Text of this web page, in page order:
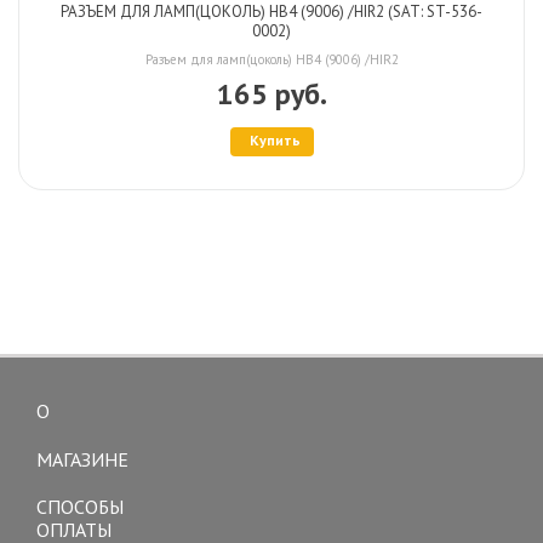
РАЗЪЕМ ДЛЯ ЛАМП(ЦОКОЛЬ) HB4 (9006) /HIR2 (SAT: ST-536-
0002)
Разъем для ламп(цоколь) HB4 (9006) /HIR2
165 руб.
Купить
О
МАГАЗИНЕ
СПОСОБЫ
ОПЛАТЫ